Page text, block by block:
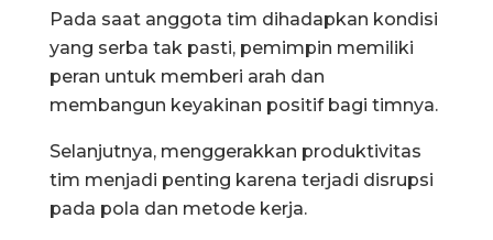
Pada saat anggota tim dihadapkan kondisi
yang serba tak pasti, pemimpin memiliki
peran untuk memberi arah dan
membangun keyakinan positif bagi timnya.
Selanjutnya, menggerakkan produktivitas
tim menjadi penting karena terjadi disrupsi
pada pola dan metode kerja.